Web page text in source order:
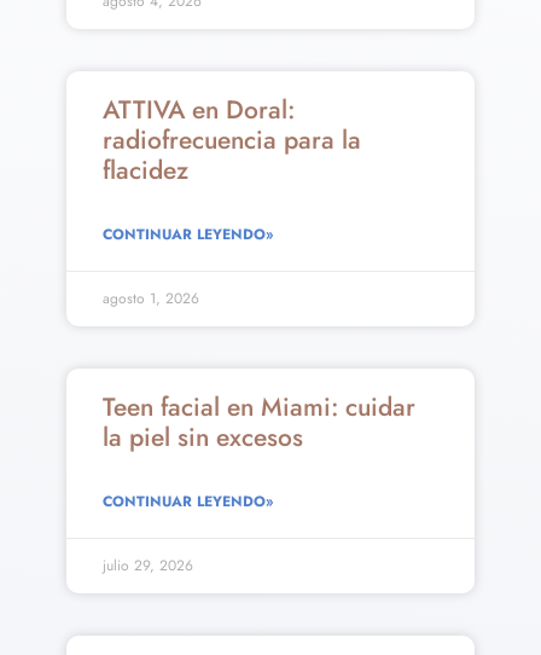
ATTIVA en Doral:
radiofrecuencia para la
flacidez
CONTINUAR LEYENDO»
agosto 1, 2026
Teen facial en Miami: cuidar
la piel sin excesos
CONTINUAR LEYENDO»
julio 29, 2026